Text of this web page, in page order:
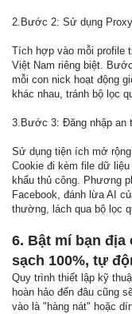
2.Bước 2: Sử dụng
Tích hợp vào mỗi profile
Việt Nam riêng biệt.
mỗi con nick hoạt động
khác nhau, tránh bộ lọc
3.Bước 3: Đăng nhập an
Sử dụng tiện ích mở
Cookie đi kèm file dữ
khẩu thủ công. Phương
Facebook, đánh lừa AI
thường, lách qua bộ lọc
6. Bật mí bạn địa
sạch 100%, tự
Quy trình thiết lập kỹ
hoàn hảo đến đâu cũng
vào là "hàng nát" hoặc